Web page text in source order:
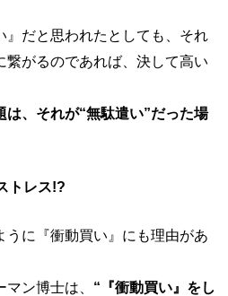
』だと思われたとしても、それ
繋がるのであれば、決して高い
は、それが“無駄遣い”だった場
トレス!?
うに『衝動買い』にも理由があ
ン博士は、 “『衝動買い』をし